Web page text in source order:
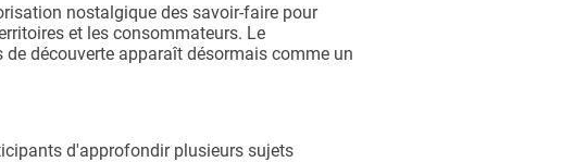
nostalgique des savoir-faire pour
et les consommateurs. Le
découverte apparaît désormais comme un
d'approfondir plusieurs sujets